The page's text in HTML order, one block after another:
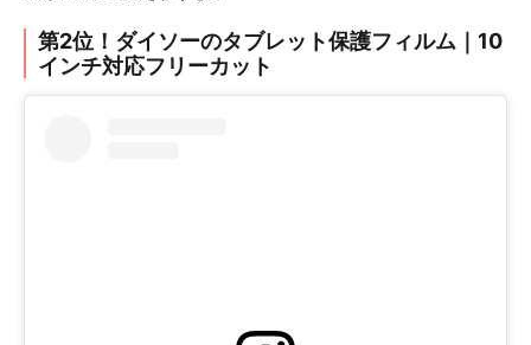
第2位！ダイソーのタブレット保護フィルム｜10
インチ対応フリーカット